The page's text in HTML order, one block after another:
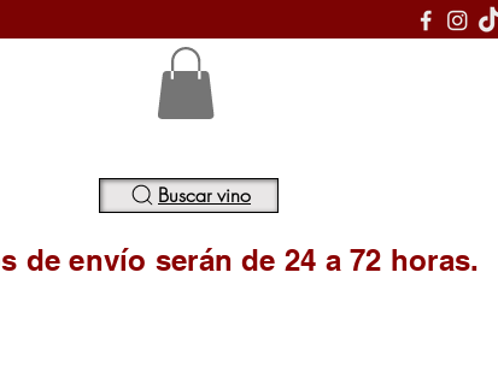
Buscar vino
de envío serán de 24 a 72 horas.